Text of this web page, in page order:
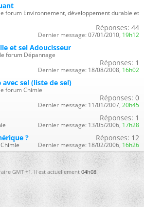
forum Environnement, développement durable et
Réponses: 44
Dernier message: 07/01/2010, 19h12
et sel Adoucisseur
forum Dépannage
Réponses: 1
Dernier message: 18/08/2008, 16h02
avec sel (liste de sel)
forum Chimie
Réponses: 0
Dernier message: 11/01/2007, 20h45
Réponses: 1
Dernier message: 13/05/2006, 17h28
? Réponses: 12
Dernier message: 18/02/2006, 16h26
GMT +1. Il est actuellement04h08.